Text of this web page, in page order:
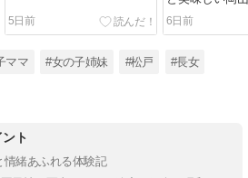
5日前
6日前
ママ #女の子姉妹 #松戸 #長女
ト
情緒あふれる体験記